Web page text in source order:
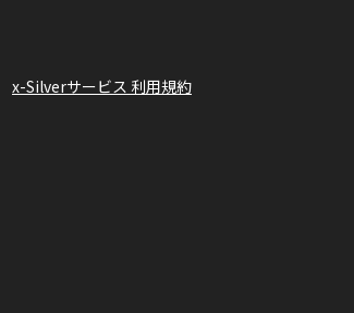
x-Silverサービス 利用規約